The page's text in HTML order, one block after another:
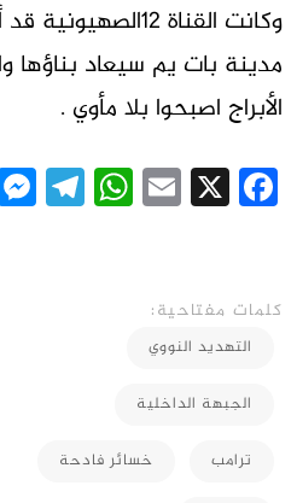
الأبراج اصبحوا بلا مأوي .
Facebook
X
Email
كلمات مفتاحية:
التهديد النووي
الجبهة الداخلية
ترامب خسائر فادحة